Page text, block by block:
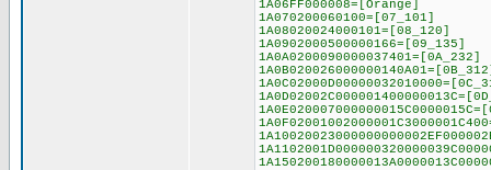
1A06FF000008=[Orange]
1A070200060100=[07_101]
1A08020024000101=[08_120]
1A0902000500000166=[09_135]
1A0A0200090000037401=[0A_232]